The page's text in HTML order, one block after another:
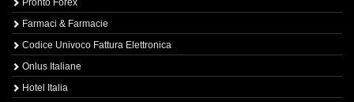
Pronto Forex
Farmaci & Farmacie
Codice Univoco Fattura Elettronica
Onlus Italiane
Hotel Italia